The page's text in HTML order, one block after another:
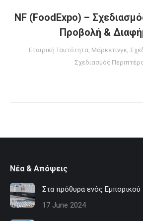
NF (FoodExpo) –
Προβολή &
Εταιρική Ταυτότητα, Μάρκετινγκ,
Σχεδιασμός
Νέα & Απόψεις
Στα πρόθυρα ενός
17 June 2024